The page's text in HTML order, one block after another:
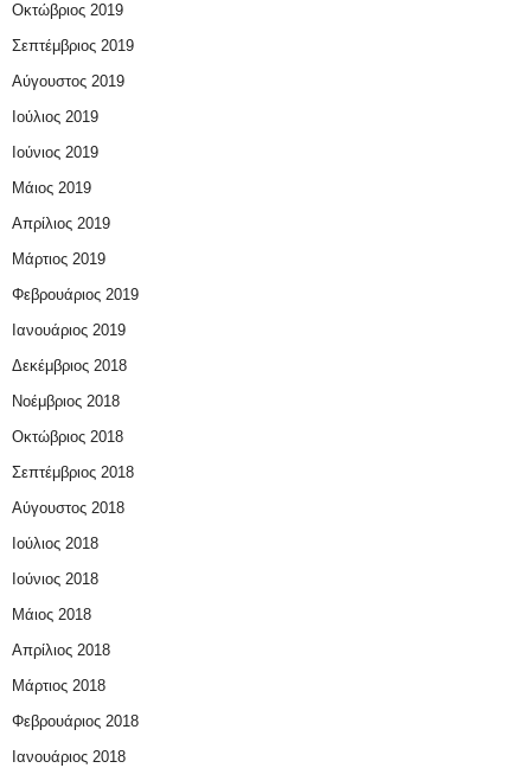
Οκτώβριος 2019
Σεπτέμβριος 2019
Αύγουστος 2019
Ιούλιος 2019
Ιούνιος 2019
Μάιος 2019
Απρίλιος 2019
Μάρτιος 2019
Φεβρουάριος 2019
Ιανουάριος 2019
Δεκέμβριος 2018
Νοέμβριος 2018
Οκτώβριος 2018
Σεπτέμβριος 2018
Αύγουστος 2018
Ιούλιος 2018
Ιούνιος 2018
Μάιος 2018
Απρίλιος 2018
Μάρτιος 2018
Φεβρουάριος 2018
Ιανουάριος 2018